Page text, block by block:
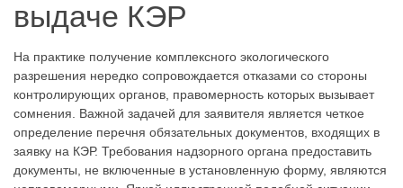
выдаче КЭР
На практике получение комплексного экологического
разрешения нередко сопровождается отказами со стороны
контролирующих органов, правомерность которых вызывает
сомнения. Важной задачей для заявителя является четкое
определение перечня обязательных документов, входящих в
заявку на КЭР. Требования надзорного органа предоставить
документы, не включенные в установленную форму, являются